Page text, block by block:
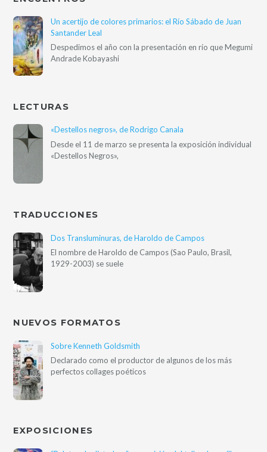
Un acertijo de colores primarios: el Río Sábado de Juan
Santander Leal
Despedimos el año con la presentación en río que Megumi
Andrade Kobayashi
LECTURAS
«Destellos negros», de Rodrigo Canala
Desde el 11 de marzo se presenta la exposición individual
«Destellos Negros»,
TRADUCCIONES
Dos Transluminuras, de Haroldo de Campos
El nombre de Haroldo de Campos (Sao Paulo, Brasil,
1929-2003) se suele
NUEVOS FORMATOS
Sobre Kenneth Goldsmith
Declarado como el productor de algunos de los más
perfectos collages poéticos
EXPOSICIONES